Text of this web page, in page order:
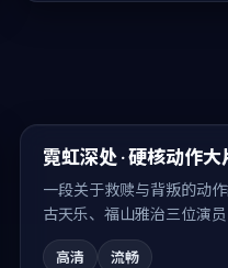
最新
霓虹深处 · 硬核动作大
一段关于救赎与背叛的动
古天乐、福山雅治三位演
性，结局耐人寻味。
高清
流畅